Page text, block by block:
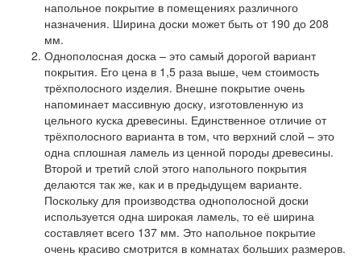
напольное покрытие в помещениях различного
назначения. Ширина доски может быть от 190 до 208
мм.
Однополосная доска – это самый дорогой вариант
покрытия. Его цена в 1,5 раза выше, чем стоимость
трёхполосного изделия. Внешне покрытие очень
напоминает массивную доску, изготовленную из
цельного куска древесины. Единственное отличие от
трёхполосного варианта в том, что верхний слой – это
одна сплошная ламель из ценной породы древесины.
Второй и третий слой этого напольного покрытия
делаются так же, как и в предыдущем варианте.
Поскольку для производства однополосной доски
используется одна широкая ламель, то её ширина
составляет всего 137 мм. Это напольное покрытие
очень красиво смотрится в комнатах больших размеров.